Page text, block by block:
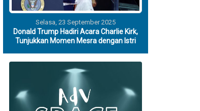
Selasa, 23 September 2025
Donald Trump Hadiri Acara Charlie Kirk,
Tunjukkan Momen Mesra dengan Istri